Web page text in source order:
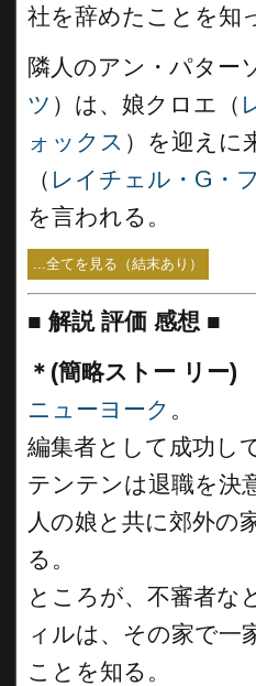
社を辞めたことを知
隣人のアン・パター
ツ ）は、娘クロエ（
ォックス ）を迎えに
（ レイチェル・G・
を言われる。
...全てを見る（結末あり）
■ 解説 評価 感想 ■
＊(簡略ストー リー)
ニューヨーク 。
編集者として成功し
テンテンは退職を決
人の娘と共に郊外の
る。
ところが、不審者な
ィルは、その家で一
ことを知る。